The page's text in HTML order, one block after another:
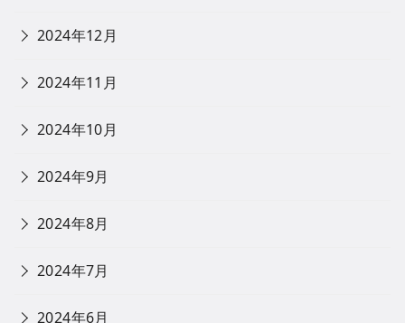
2024年12月
2024年11月
2024年10月
2024年9月
2024年8月
2024年7月
2024年6月